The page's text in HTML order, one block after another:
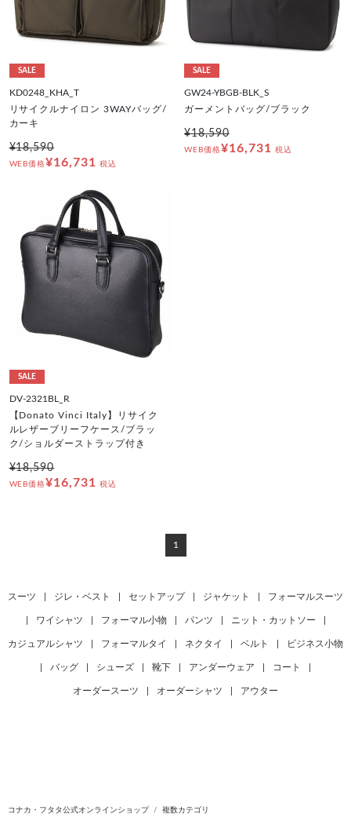
SALE
KD0248_KHA_T
リサイクルナイロン 3WAYバッグ/
カーキ
¥18,590
WEB価格¥16,731 税込
SALE
GW24-YBGB-BLK_S
ガーメントバッグ/ブラック
¥18,590
WEB価格¥16,731 税込
SALE
DV-2321BL_R
【Donato Vinci Italy】リサイク
ルレザーブリーフケース/ブラッ
ク/ショルダーストラップ付き
¥18,590
WEB価格¥16,731 税込
1
スーツ ジレ・ベスト セットアップ ジャケット フォーマルスーツ
ワイシャツ フォーマル小物 パンツ ニット・カットソー
カジュアルシャツ フォーマルタイ ネクタイ ベルト ビジネス小物
バッグ シューズ 靴下 アンダーウェア コート
オーダースーツ オーダーシャツ アウター
コナカ・フタタ公式オンラインショップ 複数カテゴリ